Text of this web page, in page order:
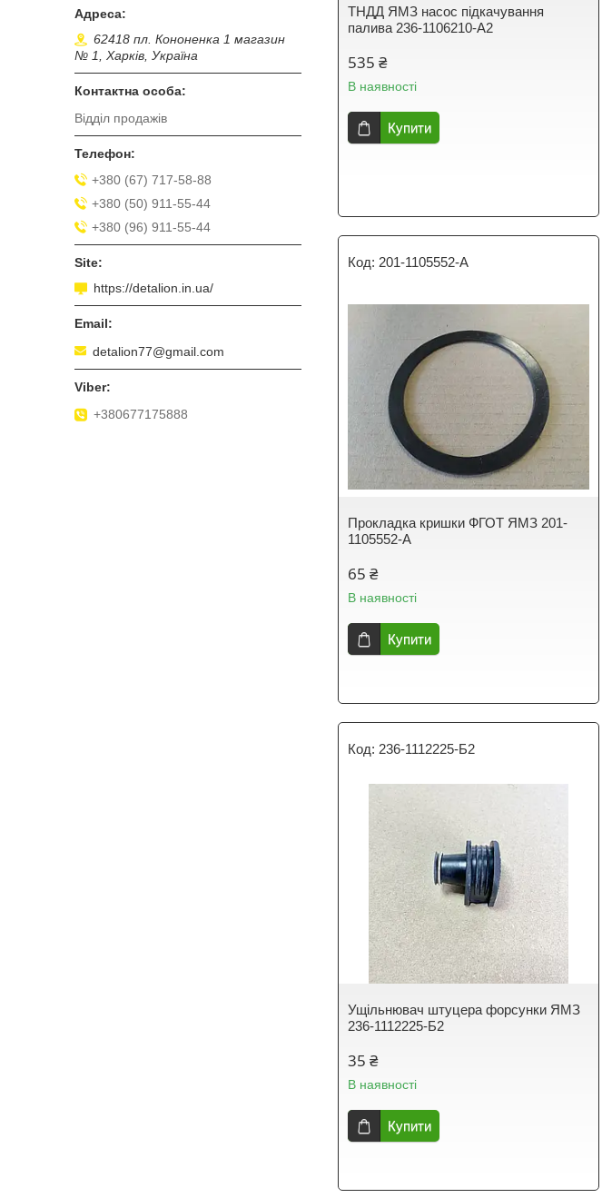
ТНДД ЯМЗ насос підкачування
палива 236-1106210-А2
535 ₴
В наявності
Купити
201-1105552-A
Прокладка кришки ФГОТ ЯМЗ 201-
1105552-А
65 ₴
В наявності
Купити
236-1112225-Б2
Ущільнювач штуцера форсунки ЯМЗ
236-1112225-Б2
35 ₴
В наявності
Купити
62418 пл. Кононенка 1 магазин
№ 1, Харків, Україна
Відділ продажів
+380 (67) 717-58-88
+380 (50) 911-55-44
+380 (96) 911-55-44
https://detalion.in.ua/
detalion77@gmail.com
+380677175888